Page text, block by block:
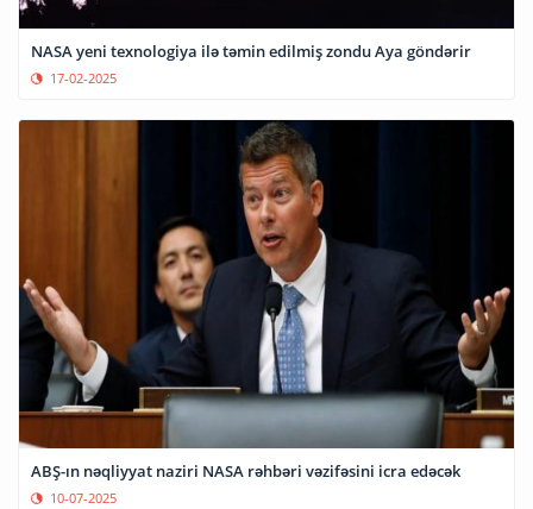
NASA yeni texnologiya ilə təmin edilmiş zondu Aya göndərir
17-02-2025
ABŞ-ın nəqliyyat naziri NASA rəhbəri vəzifəsini icra edəcək
10-07-2025